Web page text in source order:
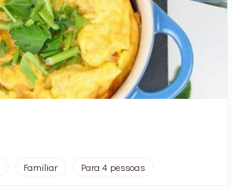
Familiar Para 4 pessoas